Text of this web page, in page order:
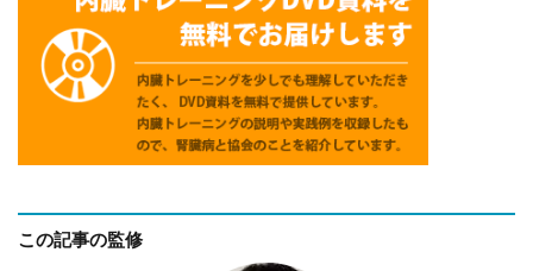
この記事の監修